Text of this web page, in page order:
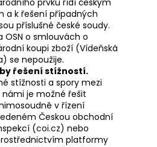
a k řešení případných
příslušné české soudy.
OSN o smlouvách o
koupi zboží (Vídeňská
se nepoužije.
řešení stížností.
stížnosti a spory mezi
je možné řešit
v řízení
Českou obchodní
(coi.cz) nebo
platformy